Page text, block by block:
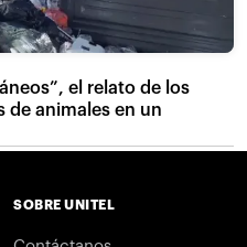
el relato de los
de animales en un
SOBRE UNITEL